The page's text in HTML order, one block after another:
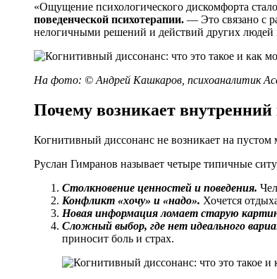
«Ощущение психологического дискомфорта
поведенческой психотерапии. — Это связано с
нелогичными решений и действий других
На фото: © Андрей Кашкаров, психоаналитик
Почему возникает
Когнитивный диссонанс не возникает на
Руслан Гимранов называет четыре типичные
Столкновение ценностей и поведения.
Конфликт «хочу» и «надо». Хочется
Новая информация ломает старую
Сложный выбор, где нет идеального
приносит боль и страх.